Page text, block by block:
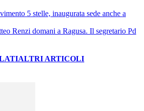
5 stelle, inaugurata sede anche a
Renzi domani a Ragusa. Il segretario Pd
ALTRI ARTICOLI